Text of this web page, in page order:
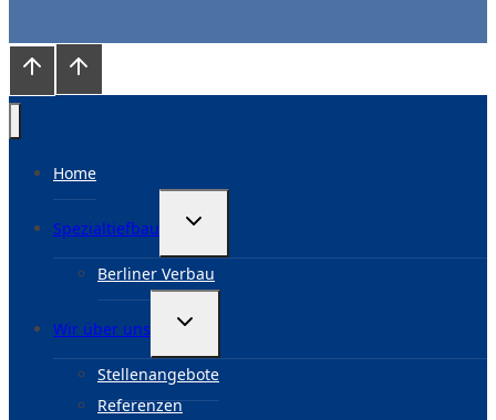
Home
Spezialtiefbau
Untermenü
Berliner Verbau
Wir über uns
Untermenü
Stellenangebote
Referenzen